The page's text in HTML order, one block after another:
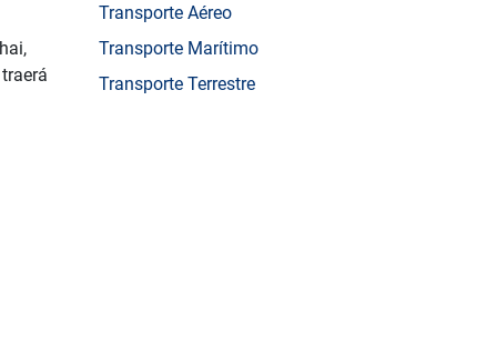
Transporte Aéreo
Transporte Marítimo
Transporte Terrestre